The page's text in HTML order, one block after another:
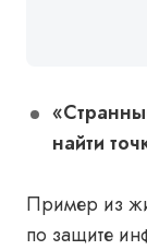
найти
Пример из
по защите